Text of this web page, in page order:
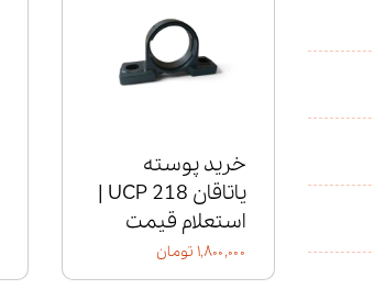
خرید پوسته
یاتاقان UCP 218 |
استعلام قیمت
۱,۸۰۰,۰۰۰ تومان